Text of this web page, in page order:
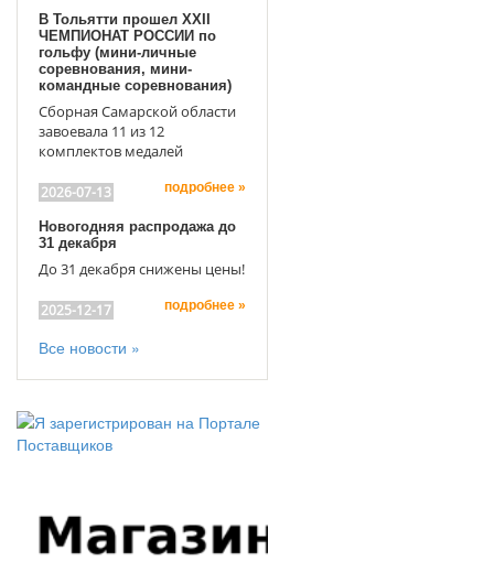
В Тольятти прошел XXII
ЧЕМПИОНАТ РОССИИ по
гольфу (мини-личные
соревнования, мини-
командные соревнования)
Сборная Самарской области
завоевала 11 из 12
комплектов медалей
2026-07-13 подробнее »
Новогодняя распродажа до
31 декабря
До 31 декабря снижены цены!
2025-12-17 подробнее »
Все новости »